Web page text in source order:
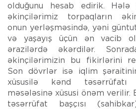
olduğunu hesab edirik. Hələ
əkinçilərimiz torpaqların
onun yerləşməsində, yəni
və yaşayış üçün ən vacib
ərazilərdə əkərdilər.
əkinçilərimizin bu fikirlərini
Son dövrlər isə iqlim
xüsusilə kənd təsərrüfatı
məsələsinə xüsusi önəm verilir.
təsərrüfat başçısı